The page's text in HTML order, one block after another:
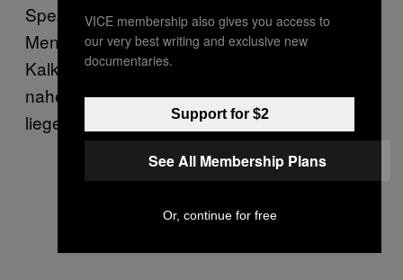
Spezies. Auch beim Qualmen folgt der
Mensch einem rationalen Kosten-Nutzen-
Kalkül, nur ist er gegenüber den Kosten
nahezu blind, wenn sie zu weit in der Zukunft
liegen.
VICE membership also gives you access to
our very best writing and exclusive new
documentaries.
Support for $2
See All Membership Plans
Or, continue for free